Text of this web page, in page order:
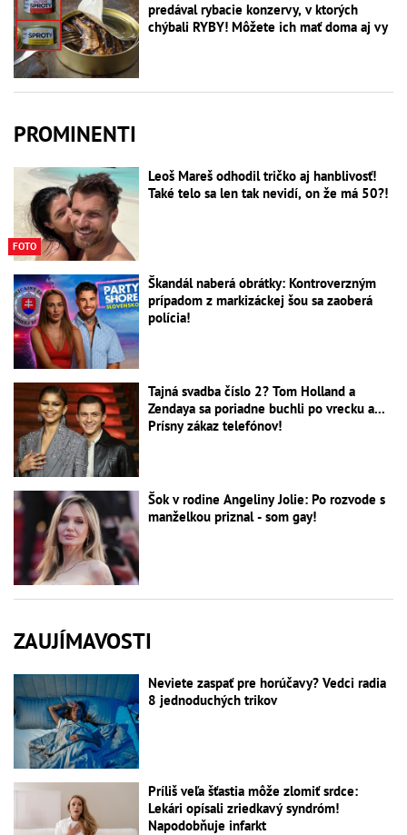
predával rybacie konzervy, v ktorých
chýbali RYBY! Môžete ich mať doma aj vy
PROMINENTI
FOTO
Leoš Mareš odhodil tričko aj hanblivosť!
Také telo sa len tak nevidí, on že má 50?!
Škandál naberá obrátky: Kontroverzným
prípadom z markizáckej šou sa zaoberá
polícia!
Tajná svadba číslo 2? Tom Holland a
Zendaya sa poriadne buchli po vrecku a...
Prísny zákaz telefónov!
Šok v rodine Angeliny Jolie: Po rozvode s
manželkou priznal - som gay!
ZAUJÍMAVOSTI
Neviete zaspať pre horúčavy? Vedci radia
8 jednoduchých trikov
Príliš veľa šťastia môže zlomiť srdce:
Lekári opísali zriedkavý syndróm!
Napodobňuje infarkt